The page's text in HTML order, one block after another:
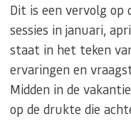
Dit is een vervolg op
sessies in januari,
staat in het teken
ervaringen en
Midden in de
op de drukte die